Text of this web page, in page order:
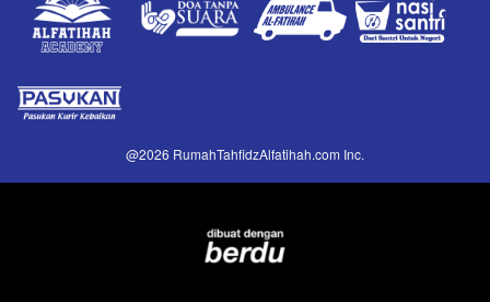
@2026 RumahTahfidzAlfatihah.com Inc.